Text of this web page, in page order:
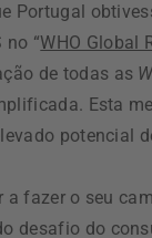
Portugal
no “WHO Global
de todas as
Esta
potencial
a fazer o seu
desafio do